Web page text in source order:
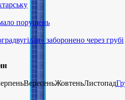
порушень
заборонено через грубі